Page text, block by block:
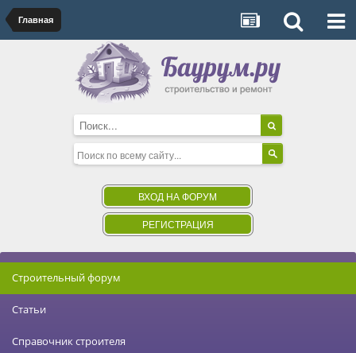
Главная
ВХОД НА ФОРУМ
РЕГИСТРАЦИЯ
Строительный форум
Статьи
Справочник строителя